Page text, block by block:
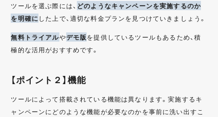
ツールを選ぶ際には、 どのようなキャンペーンを実施するのか
を明確にした上で、適切な料金プランを見つけていきましょう。
無料トライアルやデモ版を提供しているツールもあるため、積
極的な活用がおすすめです。
【ポイント２】機能
ツールによって搭載されている機能は異なります。実施するキ
ャンペーンにどのような機能が必要なのかを事前に洗い出すこ